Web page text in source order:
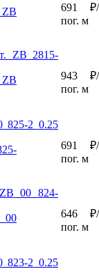
691 ₽/
пог. м
943 ₽/
пог. м
691 ₽/
пог. м
00
646 ₽/
пог. м